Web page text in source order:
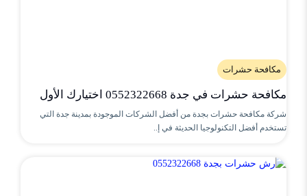
مكافحة حشرات
مكافحة حشرات في جدة 0552322668 اختيارك الأول
شركة مكافحة حشرات بجدة من أفضل الشركات الموجودة بمدينة جدة التي
تستخدم أفضل التكنولوجيا الحديثة في إ..